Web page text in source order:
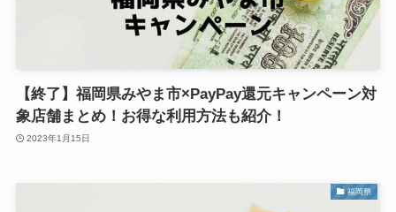
【終了】福岡県みやま市×PayPay還元キャンペーン対
象店舗まとめ！お得な利用方法も紹介！
2023年1月15日
福岡県